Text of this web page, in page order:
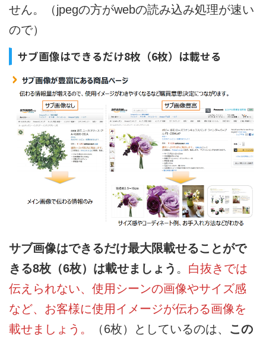
せん。（jpegの方がwebの読み込み処理が速い
ので）
サブ画像はできるだけ8枚（6枚）は載せる
サブ画像はできるだけ最大限載せることがで
きる8枚（6枚）は載せましょう 。 白抜きでは
伝えられない、使用シーンの画像やサイズ感
など、お客様に使用イメージが伝わる画像を
載せましょう。
（6枚）としているのは、 この